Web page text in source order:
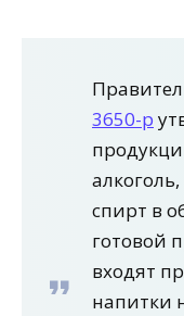
3650-р
спирт в
готовой
входят
напитки